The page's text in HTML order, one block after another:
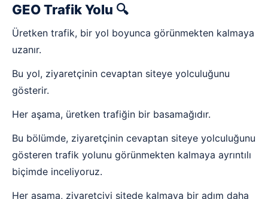
GEO Trafik Yolu 🔍
Üretken trafik, bir yol boyunca görünmekten kalmaya
uzanır.
Bu yol, ziyaretçinin cevaptan siteye yolculuğunu
gösterir.
Her aşama, üretken trafiğin bir basamağıdır.
Bu bölümde, ziyaretçinin cevaptan siteye yolculuğunu
gösteren trafik yolunu görünmekten kalmaya ayrıntılı
biçimde inceliyoruz.
Her aşama, ziyaretçiyi sitede kalmaya bir adım daha